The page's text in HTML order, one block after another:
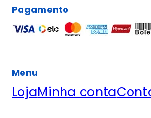
Pagamento
Menu
LojaMinha conta